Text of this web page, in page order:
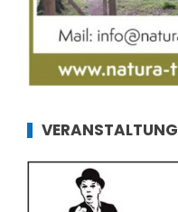
VERANSTALTUNG